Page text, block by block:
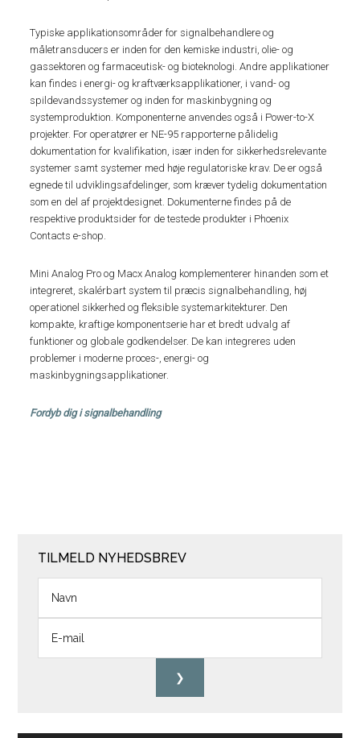
Typiske applikationsområder for signalbehandlere og
måletransducers er inden for den kemiske industri, olie- og
gassektoren og farmaceutisk- og bioteknologi. Andre applikationer
kan findes i energi- og kraftværksapplikationer, i vand- og
spildevandssystemer og inden for maskinbygning og
systemproduktion. Komponenterne anvendes også i Power-to-X
projekter. For operatører er NE-95 rapporterne pålidelig
dokumentation for kvalifikation, især inden for sikkerhedsrelevante
systemer samt systemer med høje regulatoriske krav. De er også
egnede til udviklingsafdelinger, som kræver tydelig dokumentation
som en del af projektdesignet. Dokumenterne findes på de
respektive produktsider for de testede produkter i Phoenix
Contacts e-shop.
Mini Analog Pro og Macx Analog komplementerer hinanden som et
integreret, skalérbart system til præcis signalbehandling, høj
operationel sikkerhed og fleksible systemarkitekturer. Den
kompakte, kraftige komponentserie har et bredt udvalg af
funktioner og globale godkendelser. De kan integreres uden
problemer i moderne proces-, energi- og
maskinbygningsapplikationer.
Fordyb dig i signalbehandling
TILMELD NYHEDSBREV